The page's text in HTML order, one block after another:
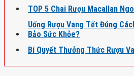
TOP 5 Chai Rượu Macallan
Uống Rượu Vang Tết Đúng
Bảo Sức Khỏe?
Bí Quyết Thưởng Thức Rượu